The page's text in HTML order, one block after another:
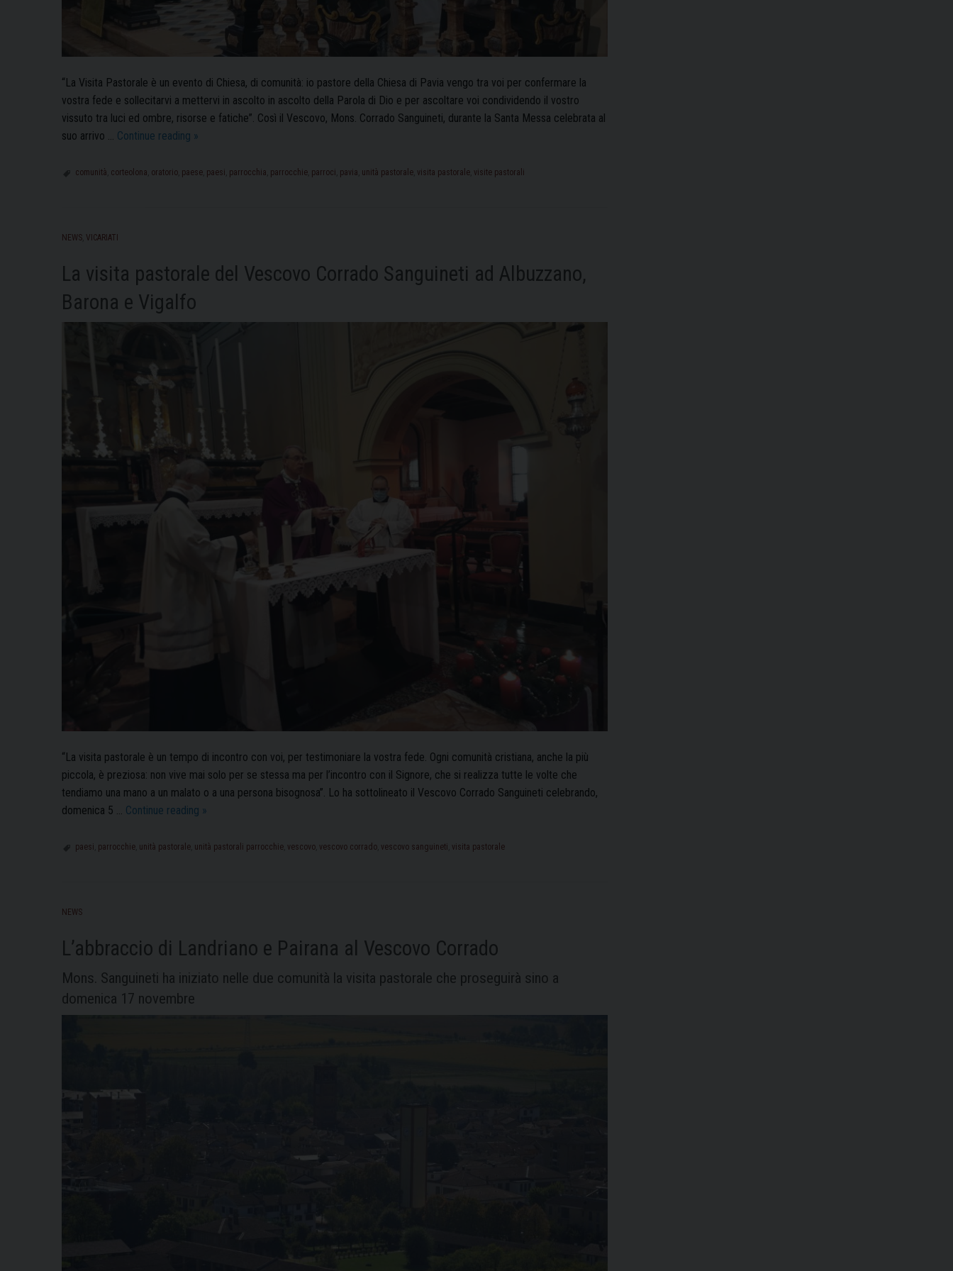
“La Visita Pastorale è un evento di Chiesa, di comunità: io pastore della Chiesa di Pavia vengo tra voi per confermare la
vostra fede e sollecitarvi a mettervi in ascolto in ascolto della Parola di Dio e per ascoltare voi condividendo il vostro
vissuto tra luci ed ombre, risorse e fatiche”. Così il Vescovo, Mons. Corrado Sanguineti, durante la Santa Messa celebrata al
suo arrivo … Continue reading Il
Corrado
»
comunità corteolona oratorio paese paesi parrocchia parrocchie parroci pavia unità pastorale visita pastorale visite pastorali
NEWS VICARIATI
La visita pastorale del Vescovo Corrado Sanguineti ad Albuzzano,
Barona e Vigalfo
“La visita pastorale è un tempo di incontro con voi, per testimoniare la vostra fede. Ogni comunità cristiana, anche la più
piccola, è preziosa: non vive mai solo per se stessa ma per l’incontro con il Signore, che si realizza tutte le volte che
tendiamo una mano a un malato o a una persona bisognosa”. Lo ha sottolineato il Vescovo Corrado Sanguineti celebrando,
domenica 5 … Continue reading La
pastorale
Albuzzano,
e
»
paesi parrocchie unità pastorale unità pastorali parrocchie vescovo vescovo corrado vescovo sanguineti visita pastorale
NEWS
L’abbraccio di Landriano e Pairana al Vescovo Corrado
Mons. Sanguineti ha iniziato nelle due comunità la visita pastorale che proseguirà sino a
domenica 17 novembre